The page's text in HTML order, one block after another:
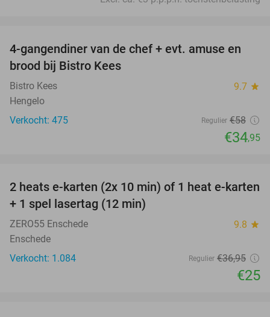
40%
4-gangendiner van de chef + evt. amuse en
brood bij Bistro Kees
Bistro Kees 9.7 star
Hengelo
Verkocht: 475
Regulier €58
€34,95
32%
2 heats e-karten (2x 10 min) of 1 heat e-karten
+ 1 spel lasertag (12 min)
ZERO55 Enschede 9.8 star
Enschede
Verkocht: 1.084
Regulier €36,95
€25